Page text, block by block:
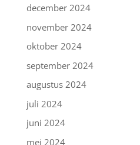
december 2024
november 2024
oktober 2024
september 2024
augustus 2024
juli 2024
juni 2024
mei 2024